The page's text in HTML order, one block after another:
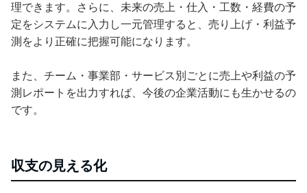
理できます。さらに、未来の売上・仕入・工数・経費の予
定をシステムに入力し一元管理すると、売り上げ・利益予
測をより正確に把握可能になります。
また、チーム・事業部・サービス別ごとに売上や利益の予
測レポートを出力すれば、今後の企業活動にも生かせるの
です。
収支の見える化